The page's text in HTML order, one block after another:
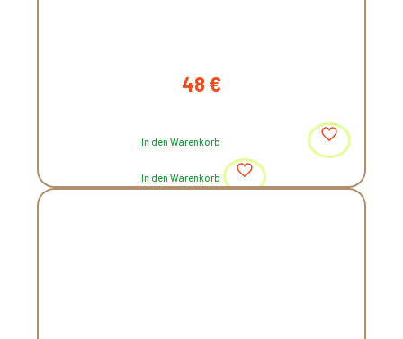
48 €
In den Warenkorb
In den Warenkorb